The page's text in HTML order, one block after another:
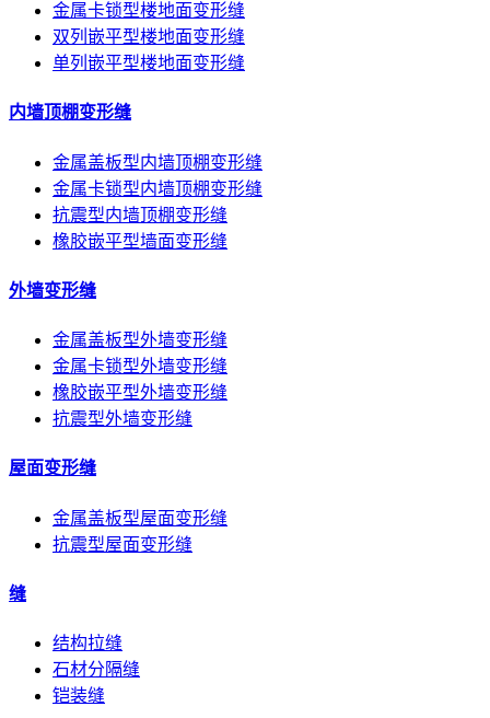
金属卡锁型楼地面变形缝
双列嵌平型楼地面变形缝
单列嵌平型楼地面变形缝
内墙顶棚变形缝
金属盖板型内墙顶棚变形缝
金属卡锁型内墙顶棚变形缝
抗震型内墙顶棚变形缝
橡胶嵌平型墙面变形缝
外墙变形缝
金属盖板型外墙变形缝
金属卡锁型外墙变形缝
橡胶嵌平型外墙变形缝
抗震型外墙变形缝
屋面变形缝
金属盖板型屋面变形缝
抗震型屋面变形缝
缝
结构拉缝
石材分隔缝
铠装缝